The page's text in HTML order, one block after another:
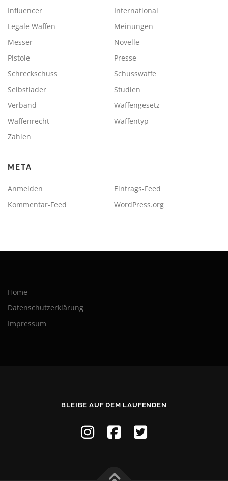
Influencer
International
Legale Waffen
Meinungen
Messer
Novelle
Pistole
Presse
Schreckschuss
Schusswaffe
Selbstlader
Studien
Verband
Waffengesetz
Waffenrecht
Waffentyp
Zahlen
META
Anmelden
Eintrags-Feed
Kommentar-Feed
WordPress.org
Home
Datenschutzerklärung
Impressum
BLEIBE AUF DEM LAUFENDEN